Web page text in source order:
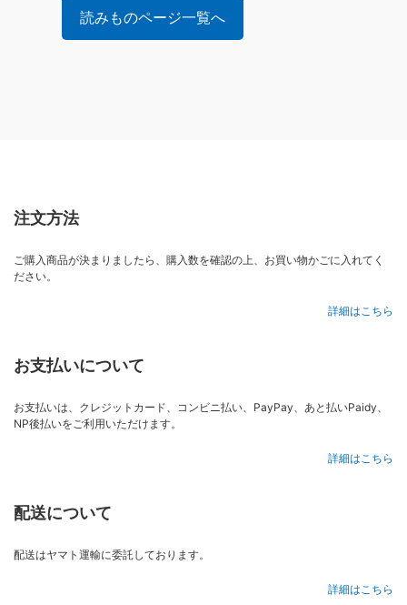
読みものページ一覧へ
注文方法
ご購入商品が決まりましたら、購入数を確認の上、お買い物かごに入れてく
ださい。
詳細はこちら
お支払いについて
お支払いは、クレジットカード、コンビニ払い、PayPay、あと払いPaidy、
NP後払いをご利用いただけます。
詳細はこちら
配送について
配送はヤマト運輸に委託しております。
詳細はこちら